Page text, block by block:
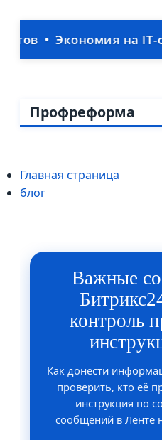
на IT-отделе:
Профреформа
Главная страница
блог
Важные
контроль
Как донести
проверить, кто её
инструкция по
сообщений в Ленте